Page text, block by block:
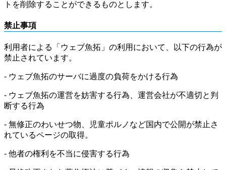
トを削除することができるものとします。
禁止事項
利用者による「ウェブ魚拓」の利用において、以下の行為が
禁止されています。
- ウェブ魚拓のサーバに過度の負荷をかける行為
- ウェブ魚拓の運営を妨害する行為、運営会社が不適切と判
断する行為
- 無修正のわいせつ物、児童ポルノなど国内で公開が禁止さ
れているページの取得。
- 他者の権利を不当に侵害する行為